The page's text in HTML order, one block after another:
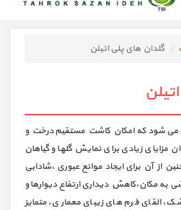
گلدان های پلی اتیلن
می شود که امکان کاشت مستقیم درخت و
زیادی برای نمایش گلها و گیاهان
از آن برای ایجاد موانع عبوری ،شادابی
به مکان،کاهش دیداری ارتفاع دیوارها و
القای فرم های زیبای معماری، متمایز